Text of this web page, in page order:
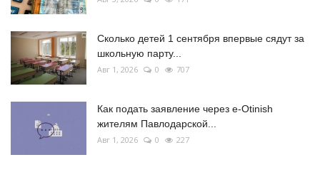
Сколько детей 1 сентября впервые сядут за
школьную парту...
Авг 1, 2026 0 707
Как подать заявление через e-Otinish
жителям Павлодарской...
Авг 1, 2026 0 227